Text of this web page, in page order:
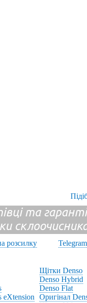
та
розсилку
Telegram
eXtension
Щітки Denso
Denso Hybrid
Denso Flat
Оригінал